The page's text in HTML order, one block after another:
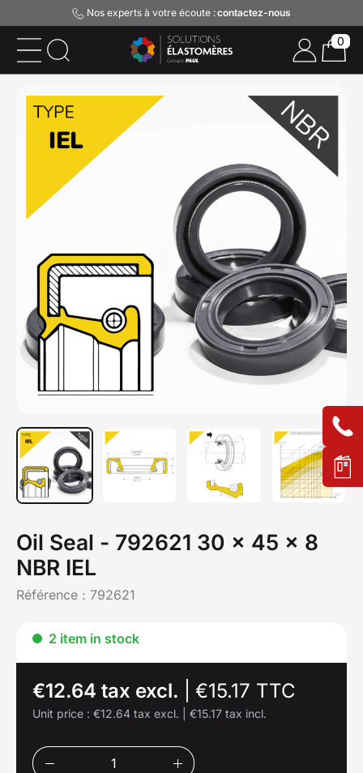
Nos experts à votre écoute :contactez-nous
Oil Seal - 792621 30 x 45 x 8
NBR IEL
Référence : 792621
2 item in stock
€12.64 tax excl. €15.17 TTC
Unit price : €12.64 tax excl. €15.17 tax incl.
0